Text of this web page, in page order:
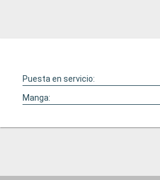
Puesta en servicio:
Manga: